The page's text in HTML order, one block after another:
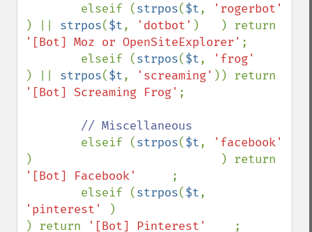
        elseif (
strpos($t,
) || strpos($t, 'dotbot'
'[Bot] Moz or OpenSiteExplorer' ;
        elseif (
strpos($t,
) || strpos($t, 'screaming'
'[Bot] Screaming Frog' ;
// Miscellaneous
elseif (strpos($t,
'[Bot] Facebook'
;
        elseif (
strpos($t
'pinterest'
)
) return
'[Bot] Pinterest' ;